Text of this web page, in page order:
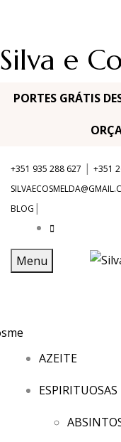
Silva e
PORTES GRÁTIS
+351 935 288 627 | +351
BLOG |
Menu
AZEITE
ESPIRITUOSAS